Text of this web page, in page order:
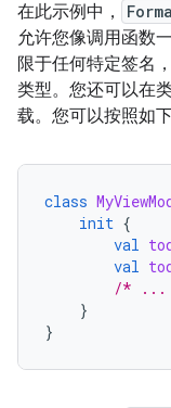
在此示例中，
允许您像调用函数
限于任何特定签名
类型。您还可以在
载。您可以按照如
class
init {
val
val
/* ...
}
}